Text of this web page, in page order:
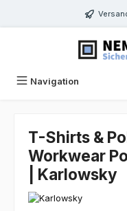
Zum Hauptinhalt springen
Navigation
T-Shirts &
Workwear
| Karlowsky